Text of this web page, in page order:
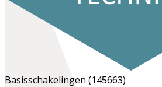
Basisschakelingen (145663)